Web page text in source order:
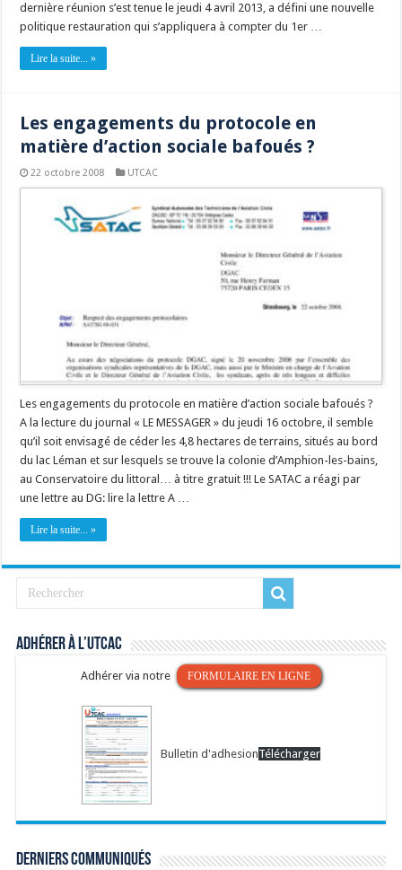
dernière réunion s’est tenue le jeudi 4 avril 2013, a défini une nouvelle
politique restauration qui s’appliquera à compter du 1er …
Lire la suite... »
Les engagements du protocole en
matière d’action sociale bafoués ?
22 octobre 2008 UTCAC
Les engagements du protocole en matière d’action sociale bafoués ?
A la lecture du journal « LE MESSAGER » du jeudi 16 octobre, il semble
qu’il soit envisagé de céder les 4,8 hectares de terrains, situés au bord
du lac Léman et sur lesquels se trouve la colonie d’Amphion-les-bains,
au Conservatoire du littoral… à titre gratuit !!! Le SATAC a réagi par
une lettre au DG: lire la lettre A …
Lire la suite... »
Adhérer à l’UTCAC
Adhérer via notre FORMULAIRE EN LIGNE
Bulletin d'adhesionTélécharger
Derniers communiqués